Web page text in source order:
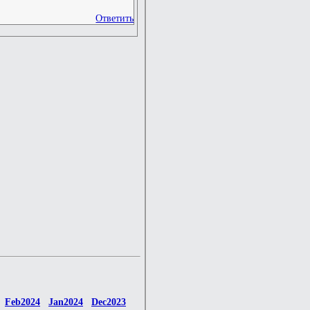
Ответить
Feb2024 Jan2024 Dec2023